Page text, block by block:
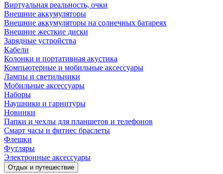
Виртуальная реальность, очки
Внешние аккумуляторы
Внешние аккумуляторы на солнечных батареях
Внешние жесткие диски
Зарядные устройства
Кабели
Колонки и портативная акустика
Компьютерные и мобильные аксессуары
Лампы и светильники
Мобильные аксессуары
Наборы
Наушники и гарнитуры
Новинки
Папки и чехлы для планшетов и телефонов
Смарт часы и фитнес браслеты
Флешки
Футляры
Электронные аксессуары
Отдых и путешествие